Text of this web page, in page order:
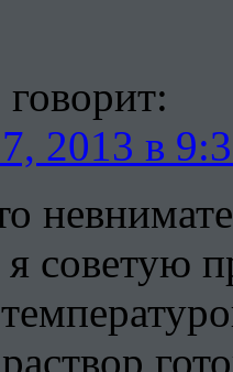
говорит:
2013 в
советую